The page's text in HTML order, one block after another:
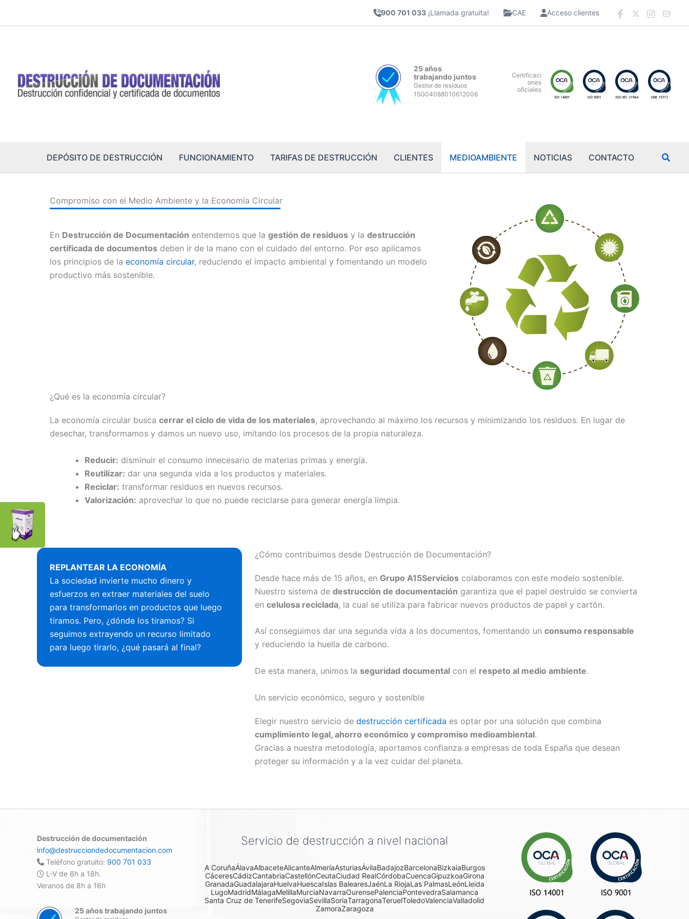
900 701 033 ¡Llamada gratuita! CAE Acceso clientes
25 años
trabajando juntos
Gestor de residuos
15G04088010612006
Certificaci
ones
oficiales
DEPÓSITO DE DESTRUCCIÓN FUNCIONAMIENTO TARIFAS DE DESTRUCCIÓN CLIENTES MEDIOAMBIENTE NOTICIAS CONTACTO
Compromiso con el Medio Ambiente y la Economía Circular
En Destrucción de Documentación entendemos que la gestión de residuos y la destrucción
certificada de documentos deben ir de la mano con el cuidado del entorno. Por eso aplicamos
los principios de la economía circular, reduciendo el impacto ambiental y fomentando un modelo
productivo más sostenible.
¿Qué es la economía circular?
La economía circular busca cerrar el ciclo de vida de los materiales, aprovechando al máximo los recursos y minimizando los residuos. En lugar de
desechar, transformamos y damos un nuevo uso, imitando los procesos de la propia naturaleza.
Reducir: disminuir el consumo innecesario de materias primas y energía.
Reutilizar: dar una segunda vida a los productos y materiales.
Reciclar: transformar residuos en nuevos recursos.
Valorización: aprovechar lo que no puede reciclarse para generar energía limpia.
REPLANTEAR LA ECONOMÍA
La sociedad invierte mucho dinero y
esfuerzos en extraer materiales del suelo
para transformarlos en productos que luego
tiramos. Pero, ¿dónde los tiramos? Si
seguimos extrayendo un recurso limitado
para luego tirarlo, ¿qué pasará al final?
¿Cómo contribuimos desde Destrucción de Documentación?
Desde hace más de 15 años, en Grupo A15Servicios colaboramos con este modelo sostenible.
Nuestro sistema de destrucción de documentación garantiza que el papel destruido se convierta
en celulosa reciclada, la cual se utiliza para fabricar nuevos productos de papel y cartón.
Así conseguimos dar una segunda vida a los documentos, fomentando un consumo responsable
y reduciendo la huella de carbono.
De esta manera, unimos la seguridad documental con el respeto al medio ambiente.
Un servicio económico, seguro y sostenible
Elegir nuestro servicio de destrucción certificada es optar por una solución que combina
cumplimiento legal, ahorro económico y compromiso medioambiental.
Gracias a nuestra metodología, aportamos confianza a empresas de toda España que desean
proteger su información y a la vez cuidar del planeta.
Destrucción de documentación
info@destrucciondedocumentacion.com
Teléfono gratuito: 900 701 033
L-V de 8h a 18h.
Veranos de 8h a 16h
25 años trabajando juntos
Servicio de destrucción a nivel nacional
A CoruñaÁlavaAlbaceteAlicanteAlmeríaAsturiasÁvilaBadajozBarcelonaBizkaiaBurgos
CáceresCádizCantabriaCastellónCeutaCiudad RealCórdobaCuencaGipuzkoaGirona
GranadaGuadalajaraHuelvaHuescaIslas BalearesJaénLa RiojaLas PalmasLeónLleida
LugoMadridMálagaMelillaMurciaNavarraOurensePalenciaPontevedraSalamanca
Santa Cruz de TenerifeSegoviaSevillaSoriaTarragonaTeruelToledoValenciaValladolid
ZamoraZaragoza